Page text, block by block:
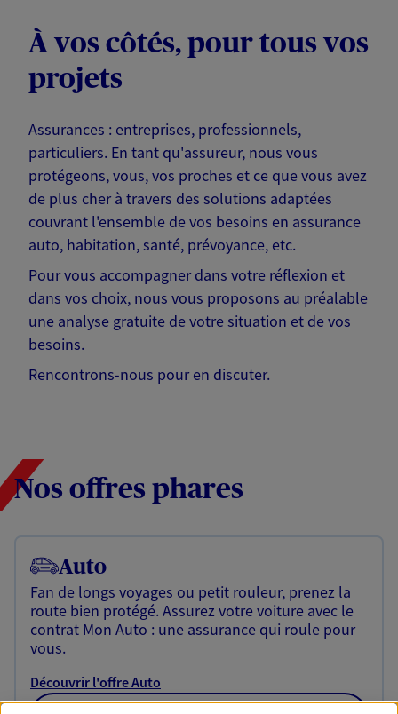
À vos côtés, pour tous vos
projets
Assurances : entreprises, professionnels,
particuliers. En tant qu'assureur, nous vous
protégeons, vous, vos proches et ce que vous avez
de plus cher à travers des solutions adaptées
couvrant l'ensemble de vos besoins en assurance
auto, habitation, santé, prévoyance, etc.
Pour vous accompagner dans votre réflexion et
dans vos choix, nous vous proposons au préalable
une analyse gratuite de votre situation et de vos
besoins.
Rencontrons-nous pour en discuter.
Nos offres phares
Auto
Fan de longs voyages ou petit rouleur, prenez la
route bien protégé. Assurez votre voiture avec le
contrat Mon Auto : une assurance qui roule pour
vous.
Découvrir l'offre Auto